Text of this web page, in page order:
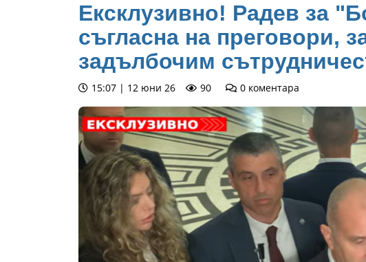
Ексклузивно! Радев за
съгласна на преговори,
задълбочим
15:07 | 12 юни 26 90 0 коментара